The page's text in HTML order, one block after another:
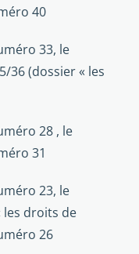
40
33, le
36 (dossier « les
28 , le
31
23, le
les droits de
26